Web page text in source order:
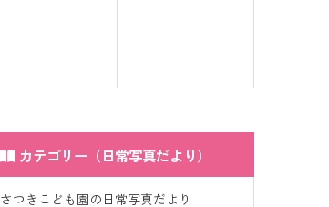
カテゴリー（日常写真だより）
さつきこども園の日常写真だより